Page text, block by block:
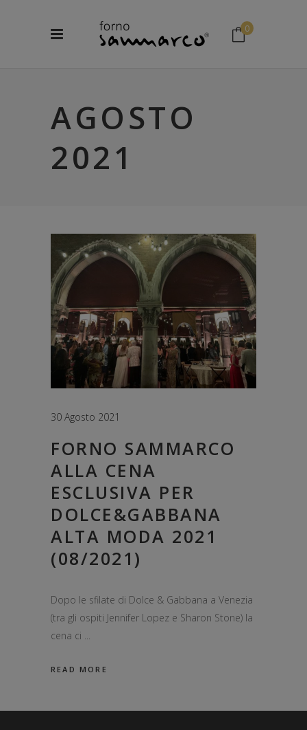
0
AGOSTO
2021
30 Agosto 2021
FORNO SAMMARCO
ALLA CENA
ESCLUSIVA PER
DOLCE&GABBANA
ALTA MODA 2021
(08/2021)
Dopo le sfilate di Dolce & Gabbana a Venezia
(tra gli ospiti Jennifer Lopez e Sharon Stone) la
cena ci
READ MORE